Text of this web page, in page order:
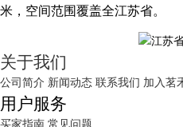
米，空间范围覆盖全江苏省。
关于我们
公司简介 新闻动态 联系我们 加入茗
用户服务
买家指南 常见问题